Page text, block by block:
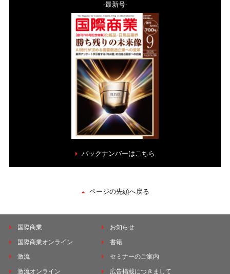
-最新号-
バックナンバーはこちら
ページの先頭へ戻る
国際商業
国際商業オンライン
激流
激流オンライン
お知らせ
書籍
セミナーのご案内
広告掲載につきまして